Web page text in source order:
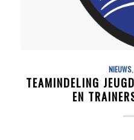
NIEUWS
TEAMINDELING
EN